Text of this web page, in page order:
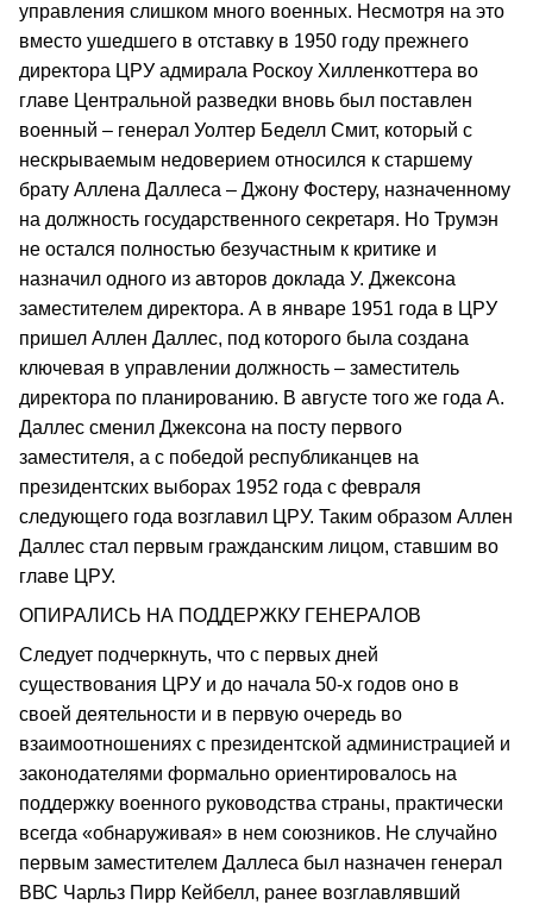
управления слишком много военных. Несмотря на это
вместо ушедшего в отставку в 1950 году прежнего
директора ЦРУ адмирала Роскоу Хилленкоттера во
главе Центральной разведки вновь был поставлен
военный – генерал Уолтер Беделл Смит, который с
нескрываемым недоверием относился к старшему
брату Аллена Даллеса – Джону Фостеру, назначенному
на должность государственного секретаря. Но Трумэн
не остался полностью безучастным к критике и
назначил одного из авторов доклада У. Джексона
заместителем директора. А в январе 1951 года в ЦРУ
пришел Аллен Даллес, под которого была создана
ключевая в управлении должность – заместитель
директора по планированию. В августе того же года А.
Даллес сменил Джексона на посту первого
заместителя, а с победой республиканцев на
президентских выборах 1952 года с февраля
следующего года возглавил ЦРУ. Таким образом Аллен
Даллес стал первым гражданским лицом, ставшим во
главе ЦРУ.
ОПИРАЛИСЬ НА ПОДДЕРЖКУ ГЕНЕРАЛОВ
Следует подчеркнуть, что с первых дней
существования ЦРУ и до начала 50-х годов оно в
своей деятельности и в первую очередь во
взаимоотношениях с президентской администрацией и
законодателями формально ориентировалось на
поддержку военного руководства страны, практически
всегда «обнаруживая» в нем союзников. Не случайно
первым заместителем Даллеса был назначен генерал
ВВС Чарльз Пирр Кейбелл, ранее возглавлявший